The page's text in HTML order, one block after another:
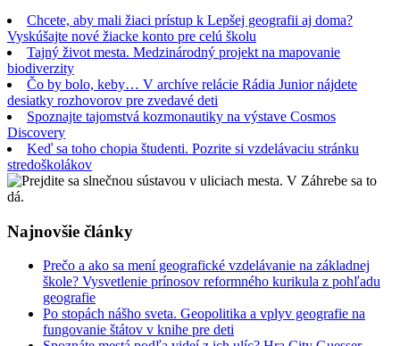
Chcete, aby mali žiaci prístup k Lepšej geografii aj doma?
Vyskúšajte nové žiacke konto pre celú školu
Tajný život mesta. Medzinárodný projekt na mapovanie
biodiverzity
Čo by bolo, keby… V archíve relácie Rádia Junior nájdete
desiatky rozhovorov pre zvedavé deti
Spoznajte tajomstvá kozmonautiky na výstave Cosmos
Discovery
Keď sa toho chopia študenti. Pozrite si vzdelávaciu stránku
stredoškolákov
Najnovšie články
Prečo a ako sa mení geografické vzdelávanie na základnej
škole? Vysvetlenie prínosov reformného kurikula z pohľadu
geografie
Po stopách nášho sveta. Geopolitika a vplyv geografie na
fungovanie štátov v knihe pre deti